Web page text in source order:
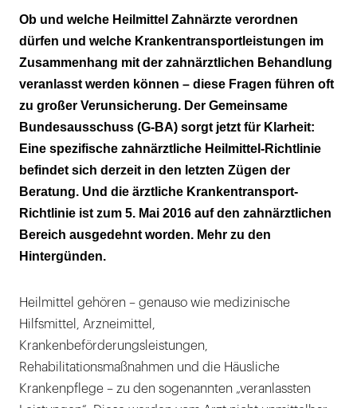
Die alte Heilmittel-Richtlinie war nur für Ärzte
Eine eigene Richtlinie für Zahnärzte
Die Grenzfälle der Krankentransport-
Richtlinie
Was ist mit den zahnärztlichen
Keine eigene Richtlinie für die Zahnärzte
Ob und welche Heilmittel Zahnärzte verordnen
dürfen und welche Krankentransportleistungen im
Zusammenhang mit der zahnärztlichen Behandlung
veranlasst werden können – diese Fragen führen oft
zu großer Verunsicherung. Der Gemeinsame
Bundesausschuss (G-BA) sorgt jetzt für Klarheit:
Eine spezifische zahnärztliche Heilmittel-Richtlinie
befindet sich derzeit in den letzten Zügen der
Beratung. Und die ärztliche Krankentransport-
Richtlinie ist zum 5. Mai 2016 auf den zahnärztlichen
Bereich ausgedehnt worden. Mehr zu den
Hintergünden.
Heilmittel gehören – genauso wie medizinische
Hilfsmittel, Arzneimittel,
Krankenbeförderungsleistungen,
Rehabilitationsmaßnahmen und die Häusliche
Krankenpflege – zu den sogenannten „veranlassten